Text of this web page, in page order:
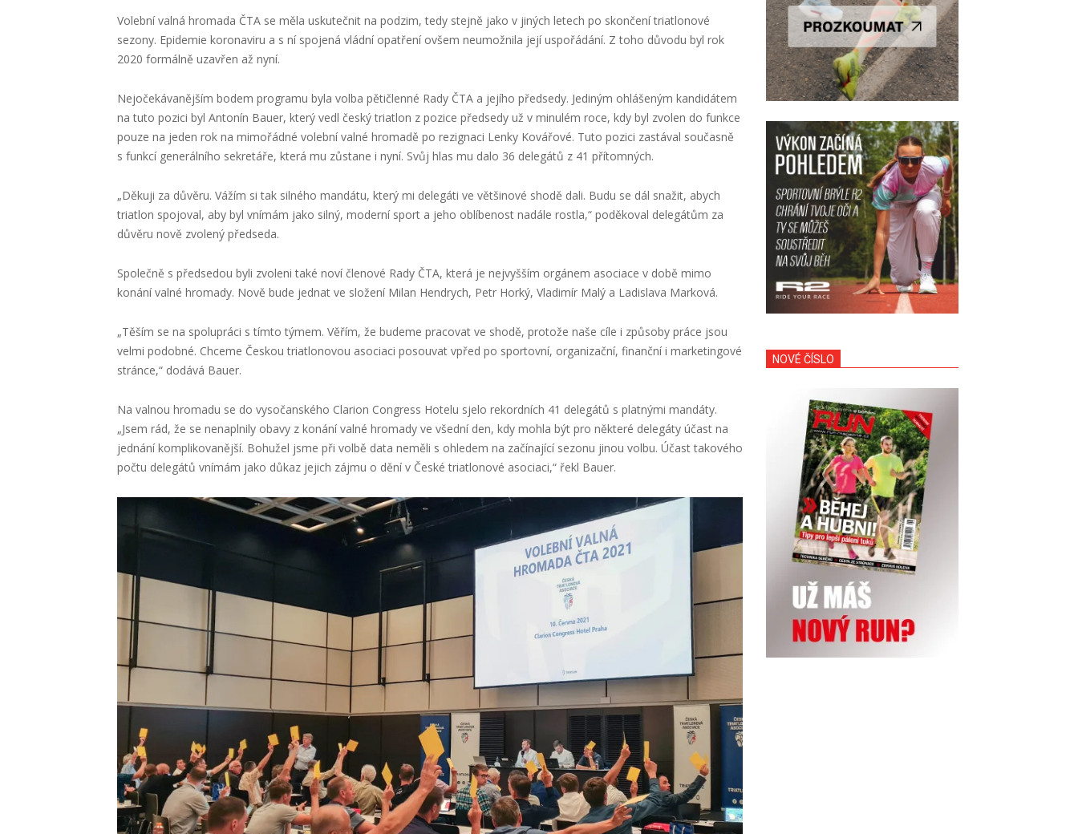
Volební valná hromada ČTA se měla uskutečnit na podzim, tedy stejně jako v jiných letech po skončení triatlonové
sezony. Epidemie koronaviru a s ní spojená vládní opatření ovšem neumožnila její uspořádání. Z toho důvodu byl rok
2020 formálně uzavřen až nyní.
Nejočekávanějším bodem programu byla volba pětičlenné Rady ČTA a jejího předsedy. Jediným ohlášeným kandidátem
na tuto pozici byl Antonín Bauer, který vedl český triatlon z pozice předsedy už v minulém roce, kdy byl zvolen do funkce
pouze na jeden rok na mimořádné volební valné hromadě po rezignaci Lenky Kovářové. Tuto pozici zastával současně
s funkcí generálního sekretáře, která mu zůstane i nyní. Svůj hlas mu dalo 36 delegátů z 41 přítomných.
„Děkuji za důvěru. Vážím si tak silného mandátu, který mi delegáti ve většinové shodě dali. Budu se dál snažit, abych
triatlon spojoval, aby byl vnímám jako silný, moderní sport a jeho oblíbenost nadále rostla,“ poděkoval delegátům za
důvěru nově zvolený předseda.
Společně s předsedou byli zvoleni také noví členové Rady ČTA, která je nejvyšším orgánem asociace v době mimo
konání valné hromady. Nově bude jednat ve složení Milan Hendrych, Petr Horký, Vladimír Malý a Ladislava Marková.
„Těším se na spolupráci s tímto týmem. Věřím, že budeme pracovat ve shodě, protože naše cíle i způsoby práce jsou
velmi podobné. Chceme Českou triatlonovou asociaci posouvat vpřed po sportovní, organizační, finanční i marketingové
stránce,“ dodává Bauer.
Na valnou hromadu se do vysočanského Clarion Congress Hotelu sjelo rekordních 41 delegátů s platnými mandáty.
„Jsem rád, že se nenaplnily obavy z konání valné hromady ve všední den, kdy mohla být pro některé delegáty účast na
jednání komplikovanější. Bohužel jsme při volbě data neměli s ohledem na začínající sezonu jinou volbu. Účast takového
počtu delegátů vnímám jako důkaz jejich zájmu o dění v České triatlonové asociaci,“ řekl Bauer.
NOVÉ ČÍSLO